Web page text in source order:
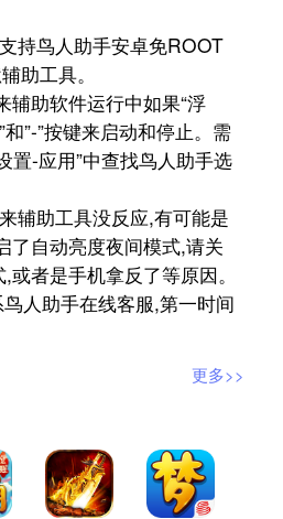
持鸟人助手安卓免ROOT
助工具。
辅助软件运行中如果“浮
”-”按键来启动和停止。需
置-应用”中查找鸟人助手选
辅助工具没反应,有可能是
了自动亮度夜间模式,请关
者是手机拿反了等原因。
人助手在线客服,第一时间
更多>>